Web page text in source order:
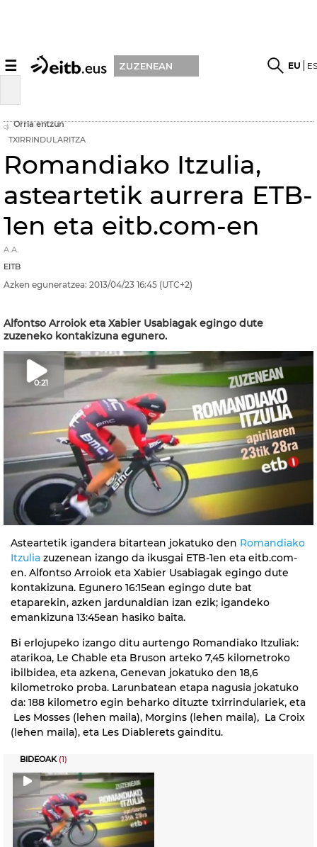
☰ ZUZENEAN EU
Orria entzun
TXIRRINDULARITZA
Romandiako Itzulia,
asteartetik aurrera ETB-
1en eta eitb.com-en
A.A.
EITB
Azken eguneratzea: 2013/04/23 16:45 (UTC+2)
Alfontso Arroiok eta Xabier Usabiagak egingo dute
zuzeneko kontakizuna egunero.
0:21
Asteartetik igandera bitartean jokatuko den Romandiako
Itzulia zuzenean izango da ikusgai ETB-1en eta eitb.com-
en. Alfontso Arroiok eta Xabier Usabiagak egingo dute
kontakizuna. Egunero 16:15ean egingo dute bat
etaparekin, azken jardunaldian izan ezik; igandeko
emankizuna 13:45ean hasiko baita.
Bi erlojupeko izango ditu aurtengo Romandiako Itzuliak:
atarikoa, Le Chable eta Bruson arteko 7,45 kilometroko
ibilbidea, eta azkena, Genevan jokatuko den 18,6
kilometroko proba. Larunbatean etapa nagusia jokatuko
da: 188 kilometro egin beharko dituzte txirrindulariek, eta
Les Mosses (lehen maila), Morgins (lehen maila), La Croix
(lehen maila), eta Les Diablerets gainditu.
BIDEOAK (1)